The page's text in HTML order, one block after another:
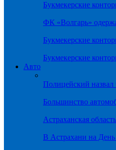
Букмекерские
ФК «Волгарь»
Букмекерские
Букмекерские
Авто
Полицейский назвал
Большинство
Астраханская
В Астрахани на